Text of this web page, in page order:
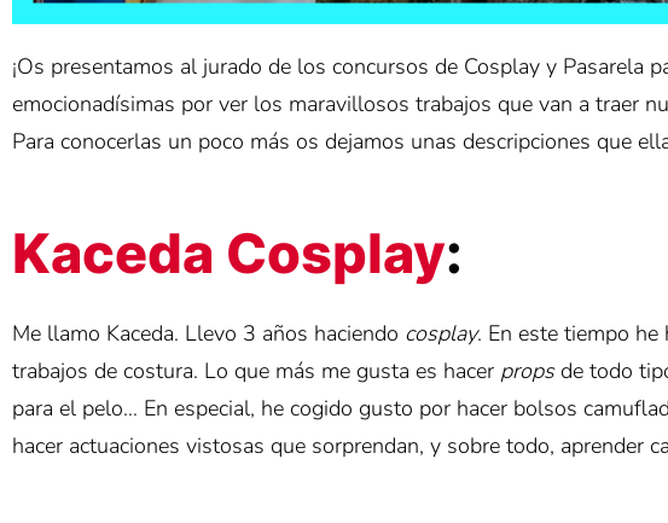
¡Os presentamos al jurado de los concursos de Cosplay y Pasarela
emocionadísimas por ver los maravillosos trabajos que van a traer
Para conocerlas un poco más os dejamos unas descripciones que
Kaceda Cosplay:
Me llamo Kaceda. Llevo 3 años haciendo cosplay. En este tiempo he
trabajos de costura. Lo que más me gusta es hacer propsde todo
para el pelo… En especial, he cogido gusto por hacer bolsos
hacer actuaciones vistosas que sorprendan, y sobre todo, aprender